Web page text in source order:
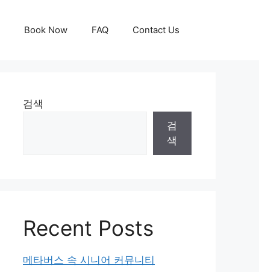
Book Now FAQ Contact Us
검색
검
색
Recent Posts
메타버스 속 시니어 커뮤니티